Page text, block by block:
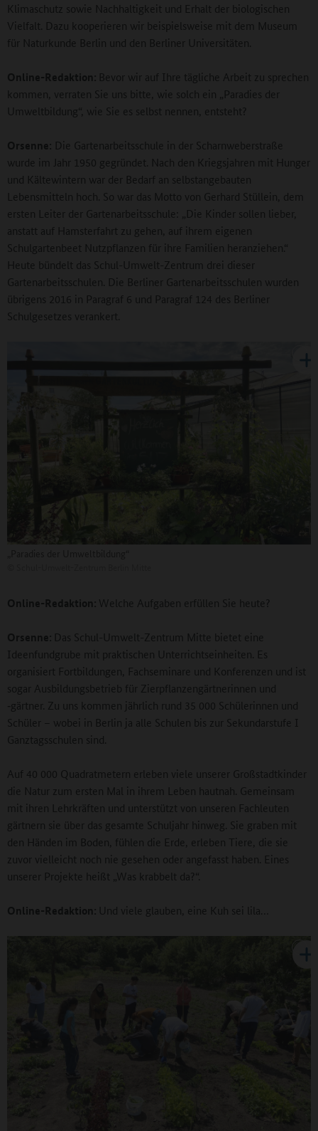
Klimaschutz sowie Nachhaltigkeit und Erhalt der biologischen
Vielfalt. Dazu kooperieren wir beispielsweise mit dem Museum
für Naturkunde Berlin und den Berliner Universitäten.
Online-Redaktion: Bevor wir auf Ihre tägliche Arbeit zu sprechen
kommen, verraten Sie uns bitte, wie solch ein „Paradies der
Umweltbildung“, wie Sie es selbst nennen, entsteht?
Orsenne: Die Gartenarbeitsschule in der Scharnweberstraße
wurde im Jahr 1950 gegründet. Nach den Kriegsjahren mit Hunger
und Kältewintern war der Bedarf an selbstangebauten
Lebensmitteln hoch. So war das Motto von Gerhard Stüllein, dem
ersten Leiter der Gartenarbeitsschule: „Die Kinder sollen lieber,
anstatt auf Hamsterfahrt zu gehen, auf ihrem eigenen
Schulgartenbeet Nutzpflanzen für ihre Familien heranziehen.“
Heute bündelt das Schul-Umwelt-Zentrum drei dieser
Gartenarbeitsschulen. Die Berliner Gartenarbeitsschulen wurden
übrigens 2016 in Paragraf 6 und Paragraf 124 des Berliner
Schulgesetzes verankert.
Online-Redaktion: Welche Aufgaben erfüllen Sie heute?
Orsenne: Das Schul-Umwelt-Zentrum Mitte bietet eine
Ideenfundgrube mit praktischen Unterrichtseinheiten. Es
organisiert Fortbildungen, Fachseminare und Konferenzen und ist
sogar Ausbildungsbetrieb für Zierpflanzengärtnerinnen und
‑gärtner. Zu uns kommen jährlich rund 35 000 Schülerinnen und
Schüler – wobei in Berlin ja alle Schulen bis zur Sekundarstufe I
Ganztagsschulen sind.
Auf 40 000 Quadratmetern erleben viele unserer Großstadtkinder
die Natur zum ersten Mal in ihrem Leben hautnah. Gemeinsam
mit ihren Lehrkräften und unterstützt von unseren Fachleuten
gärtnern sie über das gesamte Schuljahr hinweg. Sie graben mit
den Händen im Boden, fühlen die Erde, erleben Tiere, die sie
zuvor vielleicht noch nie gesehen oder angefasst haben. Eines
unserer Projekte heißt „Was krabbelt da?“.
Online-Redaktion: Und viele glauben, eine Kuh sei lila…